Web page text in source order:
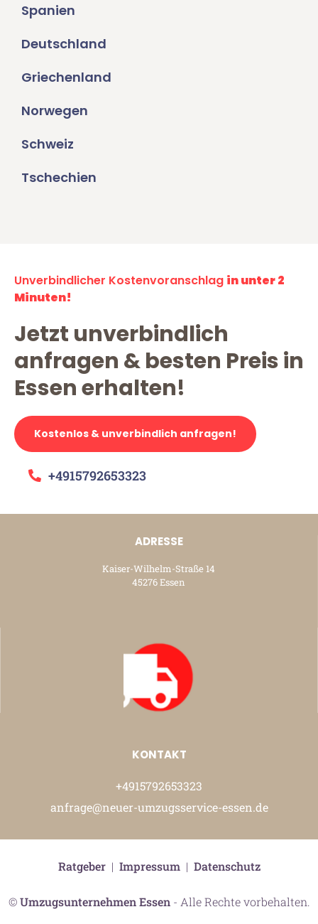
Spanien
Deutschland
Griechenland
Norwegen
Schweiz
Tschechien
Unverbindlicher Kostenvoranschlag in unter 2
Minuten!
Jetzt unverbindlich
anfragen & besten Preis in
Essen erhalten!
Kostenlos & unverbindlich anfragen!
+4915792653323
ADRESSE
Kaiser-Wilhelm-Straße 14
45276 Essen
KONTAKT
+4915792653323
anfrage@neuer-umzugsservice-essen.de
©Umzugsunternehmen Essen- Alle Rechte vorbehalten.
Ratgeber| Impressum| Datenschutz